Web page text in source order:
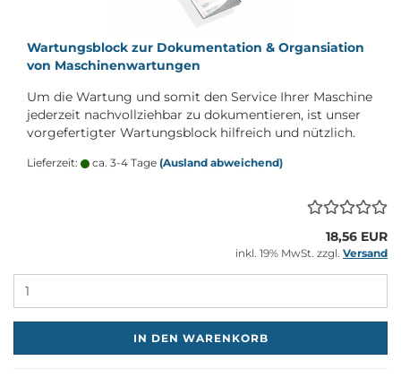
War­tungs­block zur Do­ku­men­ta­ti­on & Or­gan­sia­ti­on
von Ma­schi­nen­war­tun­gen
Um die War­tung und somit den Ser­vice Ihrer Ma­schi­ne
je­der­zeit nach­voll­zieh­bar zu do­ku­men­tie­ren, ist unser
vor­ge­fer­tig­ter War­tungs­block hilf­reich und nütz­lich.
Lieferzeit: ca. 3-4 Tage (Ausland abweichend)
18,56 EUR
inkl. 19% MwSt. zzgl. Versand
IN DEN WARENKORB